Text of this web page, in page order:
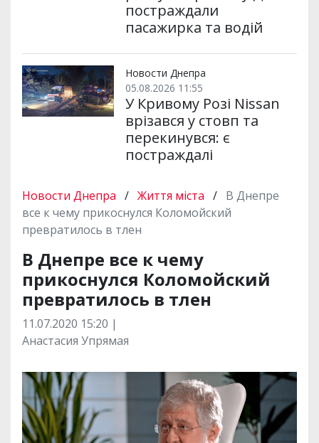
постраждали
пасажирка та водій
Новости Днепра
05.08.2026 11:55
У Кривому Розі Nissan
врізався у стовп та
перекинувся: є
постраждалі
Новости Днепра / Життя міста / В Днепре
все к чему прикоснулся Коломойский
превратилось в тлен
В Днепре все к чему
прикоснулся Коломойский
превратилось в тлен
11.07.2020 15:20 |
Анастасия Упрямая